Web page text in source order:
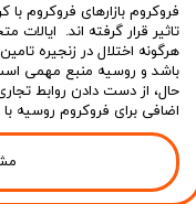
فروکروم بازارهای فروکروم
تاثیر قرار گرفته اند. ایالات
هرگونه اختلال در زنجیره
باشد و روسیه منبع مهمی
اضافی برای فروکروم روسیه